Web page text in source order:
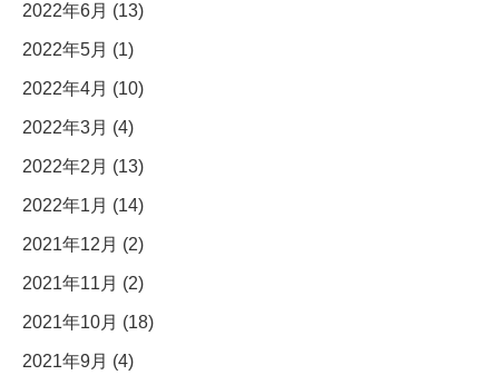
2022年6月 (13)
2022年5月 (1)
2022年4月 (10)
2022年3月 (4)
2022年2月 (13)
2022年1月 (14)
2021年12月 (2)
2021年11月 (2)
2021年10月 (18)
2021年9月 (4)